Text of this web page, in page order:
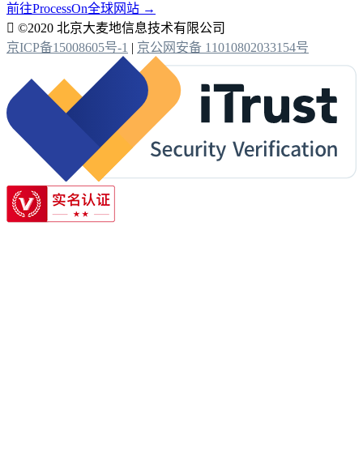
前往ProcessOn全球网站 →
 ©2020 北京大麦地信息技术有限公司
京ICP备15008605号-1 | 京公网安备 11010802033154号